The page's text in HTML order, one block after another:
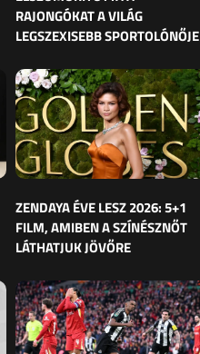
RAJONGÓKAT A VILÁG
LEGSZEXISEBB SPORTOLÓNŐJE
ZENDAYA ÉVE LESZ 2026: 5+1
FILM, AMIBEN A SZÍNÉSZNŐT
LÁTHATJUK JÖVŐRE